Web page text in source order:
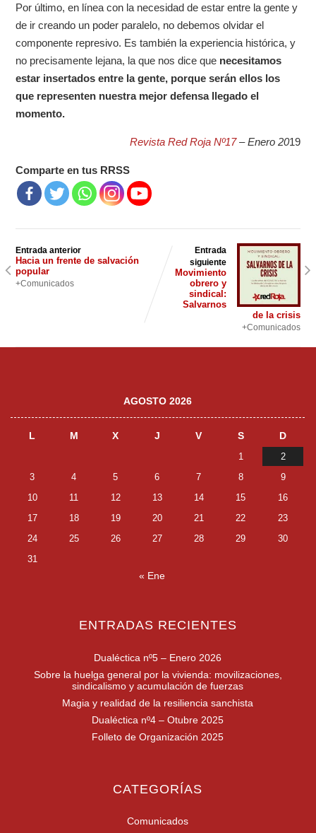
Por último, en línea con la necesidad de estar entre la gente y
de ir creando un poder paralelo, no debemos olvidar el
componente represivo. Es también la experiencia histórica, y
no precisamente lejana, la que nos dice que necesitamos
estar insertados entre la gente, porque serán ellos los
que representen nuestra mejor defensa llegado el
momento.
Revista Red Roja Nº17– Enero 2019
Comparte en tus RRSS
Entrada anterior
Hacia un frente de salvación
popular
+Comunicados
Entrada
siguiente
Movimiento
obrero y
sindical:
Salvarnos
de la crisis
+Comunicados
AGOSTO 2026
L M X J V S D
1
2
3
4 5 6 7 8
9
10
11 12 13 14 15
16
17
18 19 20 21 22
23
24
25 26 27 28 29
30
31
« Ene
ENTRADAS RECIENTES
Dualéctica nº5 – Enero 2026
Sobre la huelga general por la vivienda: movilizaciones,
sindicalismo y acumulación de fuerzas
Magia y realidad de la resiliencia sanchista
Dualéctica nº4 – Otubre 2025
Folleto de Organización 2025
CATEGORÍAS
Comunicados